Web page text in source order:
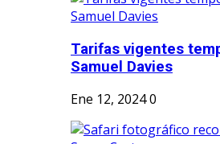
Tarifas vigentes
Samuel Davies
Ene 12, 20240